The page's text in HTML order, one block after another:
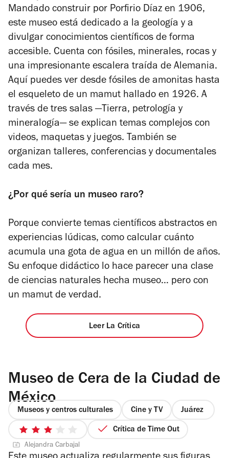
estrellas
Mandado construir por Porfirio Díaz en 1906,
este museo está dedicado a la geología y a
divulgar conocimientos científicos de forma
accesible. Cuenta con fósiles, minerales, rocas y
una impresionante escalera traída de Alemania.
Aquí puedes ver desde fósiles de amonitas hasta
el esqueleto de un mamut hallado en 1926. A
través de tres salas —Tierra, petrología y
mineralogía— se explican temas complejos con
videos, maquetas y juegos. También se
organizan talleres, conferencias y documentales
cada mes.
¿Por qué sería un museo raro?
Porque convierte temas científicos abstractos en
experiencias lúdicas, como calcular cuánto
acumula una gota de agua en un millón de años.
Su enfoque didáctico lo hace parecer una clase
de ciencias naturales hecha museo… pero con
un mamut de verdad.
Leer La Crítica
Museo de Cera de la Ciudad de
México
Museos y centros culturales Cine y TV Juárez
3
de
Crítica de Time Out
Alejandra Carbajal